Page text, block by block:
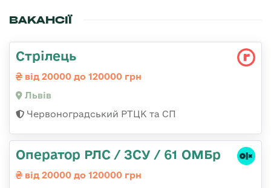
ВАКАНСІЇ
Стрілець
від 20000 до 120000 грн
Львів
Червоноградський РТЦК та СП
Оператор РЛС / ЗСУ / 61 ОМБр
від 20000 до 120000 грн